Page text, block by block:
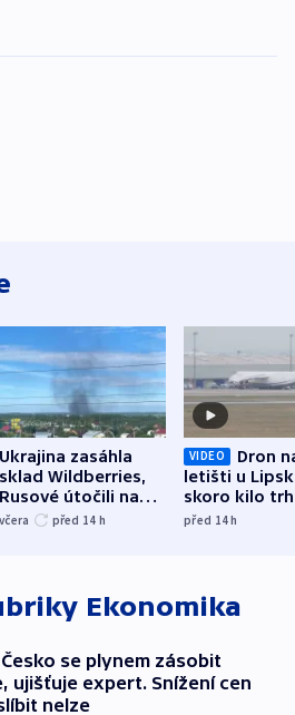
Ukrajina zasáhla
sklad Wildberries,
Rusové útočili na
trh, hasiče či
včera před 14 h
VIDEO
Dron
letišti u
skoro kilo
indicie
před 14h
Ekonomika
Česko se plynem zásobit
ujišťuje expert. Snížení cen
nelze